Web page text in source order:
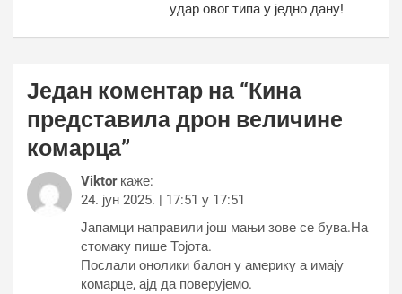
удар овог типа у једно дану!
Један коментар на “Кина
представила дрон величине
комарца”
Viktor каже:
24. јун 2025. | 17:51 у 17:51
Јапамци направили још мањи зове се бува.На
стомаку пише Тојота.
Послали онолики балон у америку а имају
комарце, ајд да поверујемо.